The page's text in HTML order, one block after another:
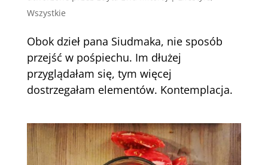
Wszystkie
Obok dzieł pana Siudmaka, nie sposób
przejść w pośpiechu. Im dłużej
przyglądałam się, tym więcej
dostrzegałam elementów. Kontemplacja.